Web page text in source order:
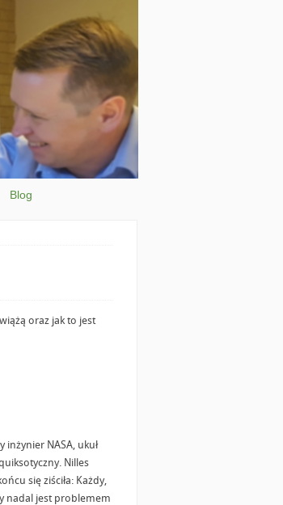
Blog
oraz jak to jest
inżynier NASA, ukuł
Nilles
się ziściła: Każdy,
nadal jest problemem